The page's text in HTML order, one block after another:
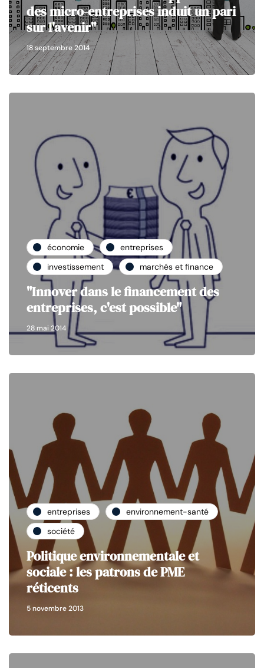
des micro-entreprises induit un pari
sur l'avenir"
18 septembre 2014
économie
entreprises
investissement
marchés et finance
"Innover dans le financement des
entreprises, c'est possible"
28 mai 2014
entreprises
environnement-santé
société
Politique environnementale et
sociale : les patrons de PME
réticents
5 novembre 2013